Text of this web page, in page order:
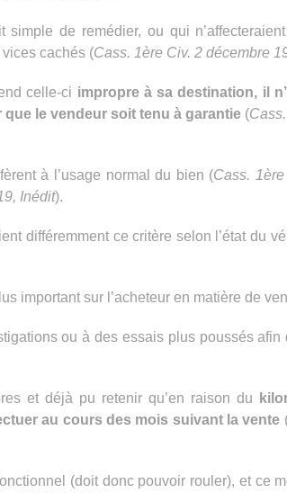
de remédier, ou qui
cachés (Cass. 1ère Civ. 2 décembre
celle-ci impropre à sa destination, il
le vendeur soit tenu à garantie (
à l’usage normal du bien (Cass.
Inédit).
différemment ce critère selon l’état du
important sur l’acheteur en matière de
ou à des essais plus poussés
et déjà pu retenir qu’en raison du
au cours des mois suivant la vente
(doit donc pouvoir rouler), et ce